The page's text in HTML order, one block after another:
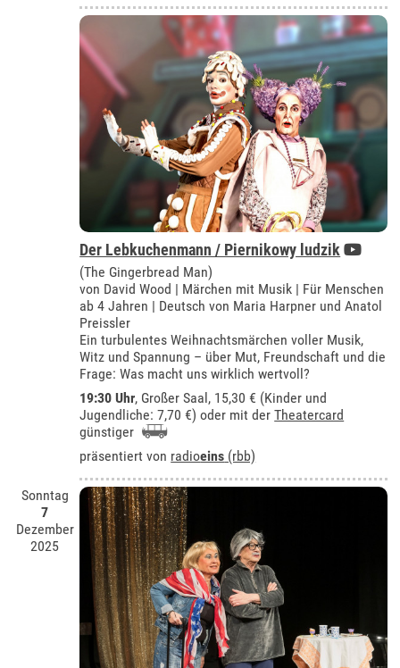
Der Lebkuchenmann / Piernikowy ludzik
(The Gingerbread Man)
von David Wood | Märchen mit Musik | Für Menschen
ab 4 Jahren | Deutsch von Maria Harpner und Anatol
Preissler
Ein turbulentes Weihnachtsmärchen voller Musik,
Witz und Spannung – über Mut, Freundschaft und die
Frage: Was macht uns wirklich wertvoll?
19:30 Uhr, Großer Saal , 15,30 € (Kinder und
Jugendliche: 7,70 €) oder mit derTheatercard
günstiger
präsentiert von radioeins (rbb)
Sonntag
7
Dezember
2025